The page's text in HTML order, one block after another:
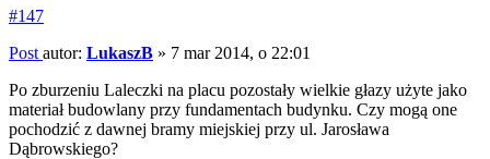
#147
Post autor: LukaszB » 7 mar 2014, o 22:01
Po zburzeniu Laleczki na placu pozostały wielkie głazy użyte jako
materiał budowlany przy fundamentach budynku. Czy mogą one
pochodzić z dawnej bramy miejskiej przy ul. Jarosława
Dąbrowskiego?